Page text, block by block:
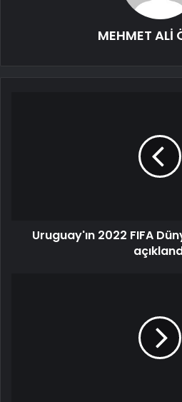
MEHMET ALİ
Uruguay'ın 2022 FIFA